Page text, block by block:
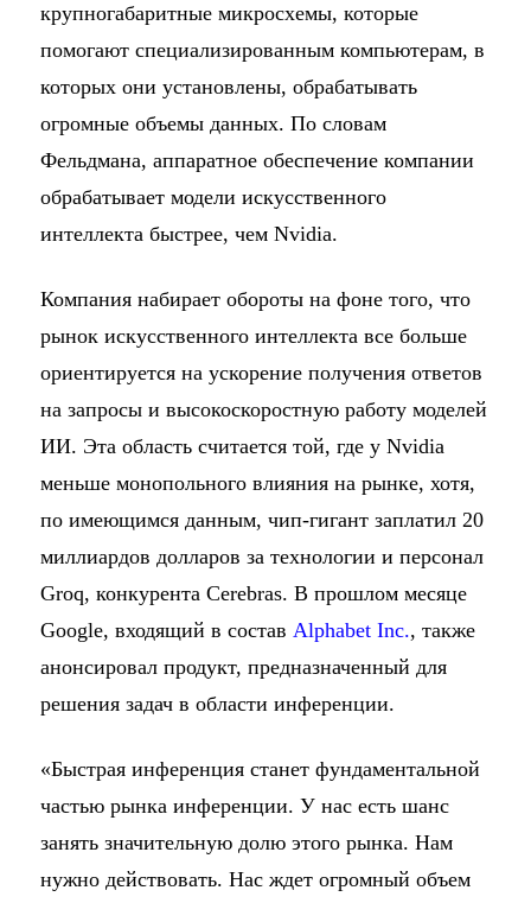
крупногабаритные микросхемы, которые
помогают специализированным компьютерам, в
которых они установлены, обрабатывать
огромные объемы данных. По словам
Фельдмана, аппаратное обеспечение компании
обрабатывает модели искусственного
интеллекта быстрее, чем Nvidia.
Компания набирает обороты на фоне того, что
рынок искусственного интеллекта все больше
ориентируется на ускорение получения ответов
на запросы и высокоскоростную работу моделей
ИИ. Эта область считается той, где у Nvidia
меньше монопольного влияния на рынке, хотя,
по имеющимся данным, чип-гигант заплатил 20
миллиардов долларов за технологии и персонал
Groq, конкурента Cerebras. В прошлом месяце
Google, входящий в состав Alphabet Inc., также
анонсировал продукт, предназначенный для
решения задач в области инференции.
«Быстрая инференция станет фундаментальной
частью рынка инференции. У нас есть шанс
занять значительную долю этого рынка. Нам
нужно действовать. Нас ждет огромный объем